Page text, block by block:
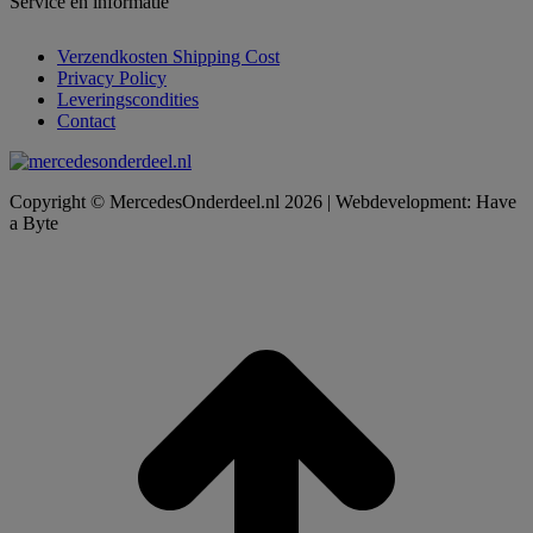
Verzendkosten Shipping Cost
Privacy Policy
Leveringscondities
Contact
Copyright © MercedesOnderdeel.nl 2026 | Webdevelopment: Have
a Byte